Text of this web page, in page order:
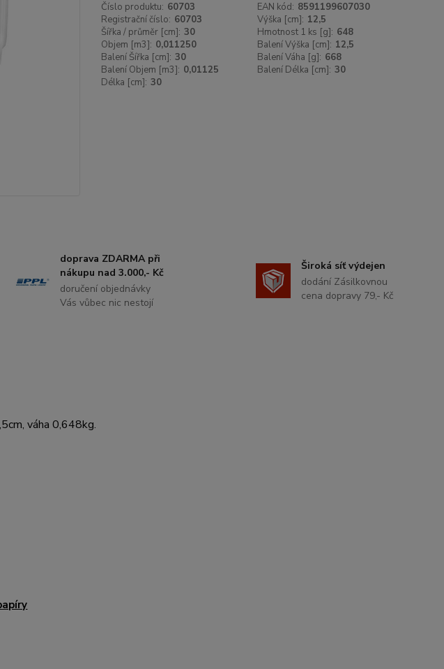
Číslo produktu: 60703 EAN kód: 8591199607030
Registrační číslo: 60703 Výška [cm]: 12,5
Šířka / průměr [cm]: 30 Hmotnost 1 ks [g]: 648
Objem [m3]: 0,011250 Balení Výška [cm]: 12,5
Balení Šířka [cm]: 30 Balení Váha [g]: 668
Balení Objem [m3]: 0,01125 Balení Délka [cm]: 30
Délka [cm]: 30
doprava ZDARMA při
nákupu nad 3.000,- Kč
doručení objednávky
Vás vůbec nic nestojí
Široká síť výdejen
dodání Zásilkovnou
cena dopravy 79,- Kč
váha 0,648kg.